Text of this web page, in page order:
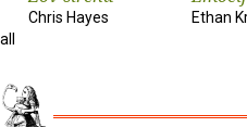
Chris Hayes Ethan